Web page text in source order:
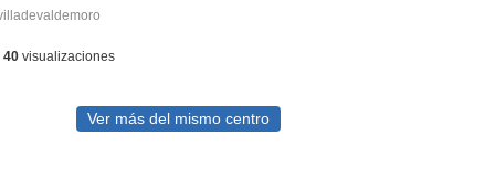
40visualizaciones
Ver más del mismo centro